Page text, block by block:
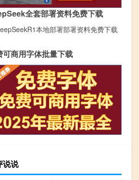
全套部署资料免费下载
可商用字体批量下载
说说